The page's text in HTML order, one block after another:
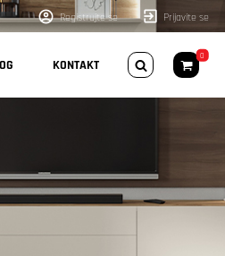
Registrujte se Prijavite se
KONTAKT
0